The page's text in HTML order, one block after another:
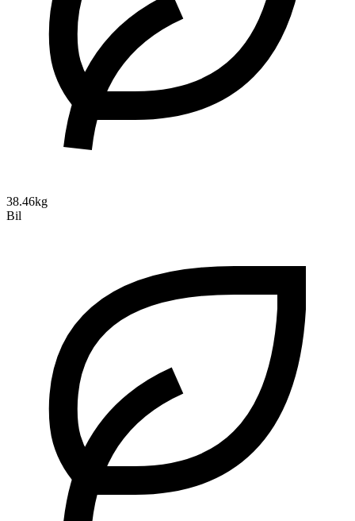
38.46kg
Bil